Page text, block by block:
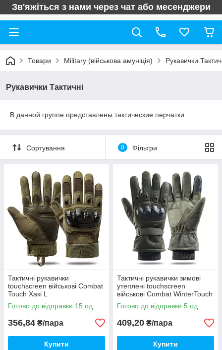
Зв'яжіться з нами через чат або месенджери
Товари Military (військова амуніція) Рукавички
Рукавички Тактичні
В данной группе представлены тактические перчатки
Сортування 0 Фільтри
Тактичні рукавички
touchscreen військові Combat
Touch Хакі L
Готово до відправки 15 од.
356,84 ₴/пара
Купити
Тактичні рукавички зимові
утеплені touchscreen
військові Combat WinterTouch
Хакі
Готово до відправки 5 од.
409,20 ₴/пара
Купити